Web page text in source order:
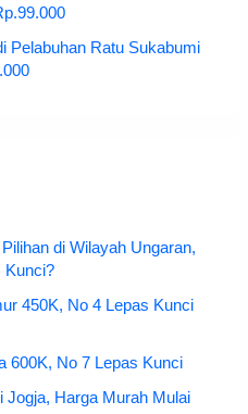
Pelabuhan Ratu Sukabumi
di Wilayah Ungaran,
Kunci?
450K, No 4 Lepas Kunci
600K, No 7 Lepas Kunci
Jogja, Harga Murah Mulai